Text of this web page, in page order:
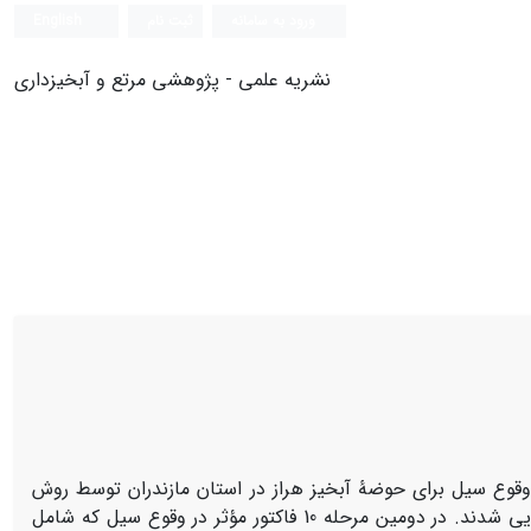
نشریه علمی - پژوهشی مرتع و آبخیزداری
سیل برای حوضۀ آبخیز هراز در استان مازندران توسط روش
رگرسیون لجستیک تهیه گردید. ابتدا 211 نقطه سیل­گیر و 211 نقطۀ غیر سیل­گیر شناسایی شدند. در دومین مرحله 10 فاکتور مؤثر در وقوع سیل که شامل